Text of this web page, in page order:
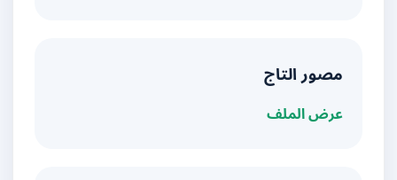
مصور التاج
عرض الملف